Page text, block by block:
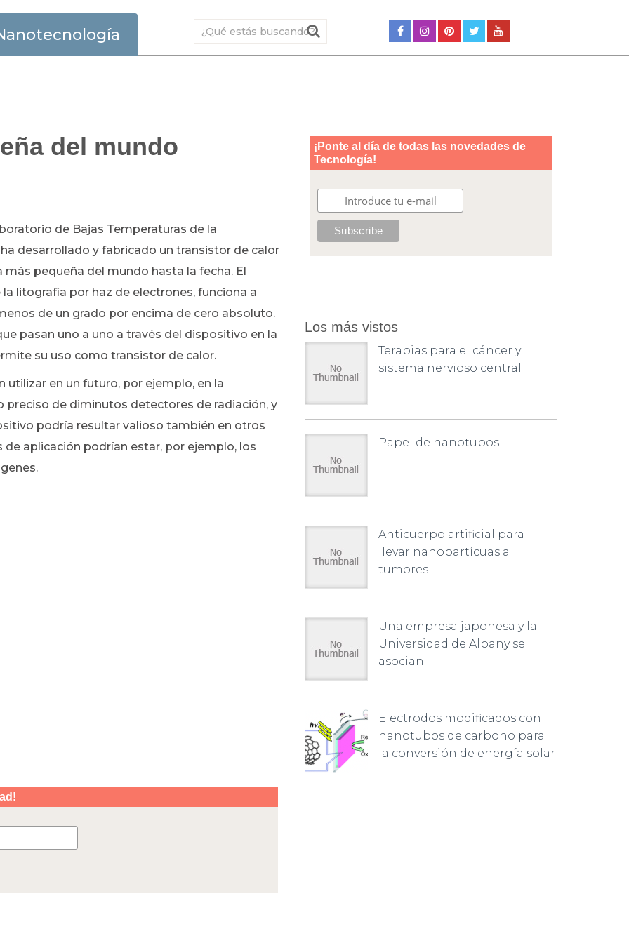
del mundo
de Bajas Temperaturas de la
desarrollado y fabricado un transistor de calor
pequeña del mundo hasta la fecha. El
litografía por haz de electrones, funciona a
de un grado por encima de cero absoluto.
pasan uno a uno a través del dispositivo en la
su uso como transistor de calor.
en un futuro, por ejemplo, en la
de diminutos detectores de radiación, y
podría resultar valioso también en otros
aplicación podrían estar, por ejemplo, los
Los más vistos
Terapias para el cáncer y
sistema nervioso central
Papel de nanotubos
Anticuerpo artificial para
llevar nanopartícuas a
tumores
Una empresa japonesa y la
Universidad de Albany se
asocian
Electrodos modificados con
nanotubos de carbono para
la conversión de energía solar